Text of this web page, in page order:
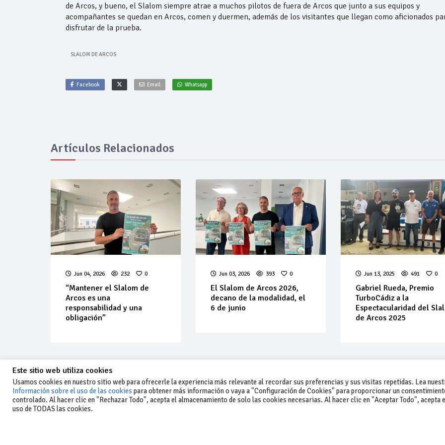
de Arcos, y bueno, el Slalom siempre atrae a muchos pilotos de fuera de Arcos que junto a sus equipos y
acompañantes se quedan en Arcos, comen y duermen, además de los visitantes que llegan como aficionados
disfrutar de la prueba.
SLALOM DE ARCOS
Facebook Email Whatsapp
Artículos Relacionados
Jun 04, 2026 232 0
“Mantener el Slalom de
Arcos es una
responsabilidad y una
obligación”
Jun 03, 2026 393 0
El Slalom de Arcos 2026,
decano de la modalidad, el
6 de junio
Jun 13, 2025 491 0
Gabriel Rueda, Premio
TurboCádiz a la
Espectacularidad del
de Arcos 2025
-Aviso legal y condiciones generales
-Contacto
Este sitio web utiliza cookies
Usamos cookies en nuestro sitio web para ofrecerle la experiencia más relevante al recordar sus preferencias y sus visitas repetidas. Lea
Información sobre el uso de las cookies para obtener más información o vaya a "Configuración de Cookies" para proporcionar un
controlado. Al hacer clic en "Rechazar Todo", acepta el almacenamiento de solo las cookies necesarias. Al hacer clic en "Aceptar Todo", acepta
uso de TODAS las cookies.